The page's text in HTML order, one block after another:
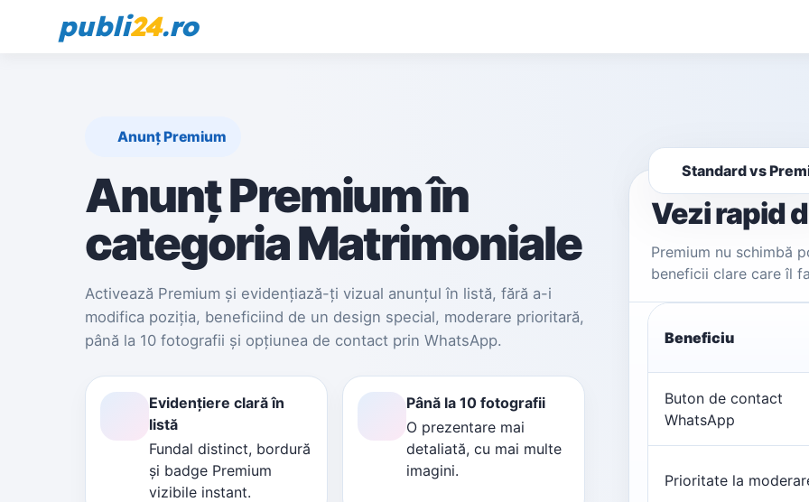
publi24.ro
Anunț Premium
Anunț Premium în
categoria Matrimoniale
Activează Premium și evidențiază-ți vizual anunțul în listă, fără a-i
modifica poziția, beneficiind de un design special, moderare prioritară,
până la 10 fotografii și opțiunea de contact prin WhatsApp.
Evidențiere clară în
listă
Fundal distinct, bordură
și badge Premium
vizibile instant.
Până la 10 fotografii
O prezentare mai
detaliată, cu mai multe
imagini.
Standard vs
Vezi rapid
Premium nu schimbă
beneficii clare care îl
Beneficiu
Buton de contact
WhatsApp
Prioritate la